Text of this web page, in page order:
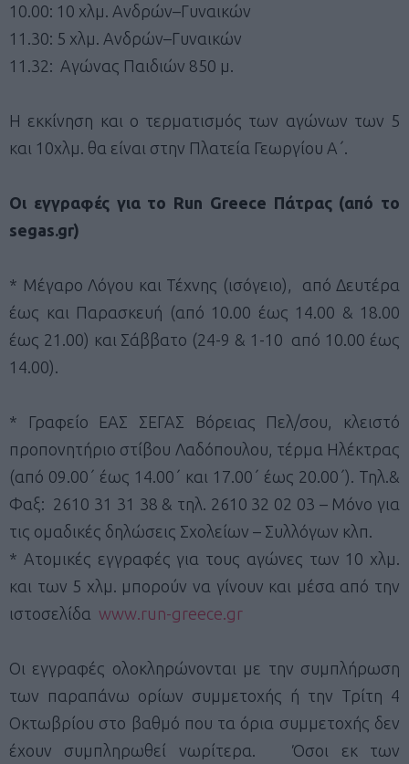
10.00: 10 χλμ. Ανδρών–Γυναικών
11.30: 5 χλμ. Ανδρών–Γυναικών
11.32: Αγώνας Παιδιών 850 μ.
Η εκκίνηση και ο τερματισμός των αγώνων των 5
και 10χλμ. θα είναι στην Πλατεία Γεωργίου Α΄.
Οι εγγραφές για το Run Greece Πάτρας (από το
segas.gr)
* Μέγαρο Λόγου και Τέχνης (ισόγειο), από Δευτέρα
έως και Παρασκευή (από 10.00 έως 14.00 & 18.00
έως 21.00) και Σάββατο (24-9 & 1-10 από 10.00 έως
14.00).
* Γραφείο ΕΑΣ ΣΕΓΑΣ Βόρειας Πελ/σου, κλειστό
προπονητήριο στίβου Λαδόπουλου, τέρμα Ηλέκτρας
(από 09.00΄ έως 14.00΄ και 17.00΄ έως 20.00΄). Τηλ.&
Φαξ: 2610 31 31 38 & τηλ. 2610 32 02 03 – Μόνο για
τις ομαδικές δηλώσεις Σχολείων – Συλλόγων κλπ.
* Ατομικές εγγραφές για τους αγώνες των 10 χλμ.
και των 5 χλμ. μπορούν να γίνουν και μέσα από την
ιστοσελίδα www.run-greece.gr
Οι εγγραφές ολοκληρώνονται με την συμπλήρωση
των παραπάνω ορίων συμμετοχής ή την Τρίτη 4
Οκτωβρίου στο βαθμό που τα όρια συμμετοχής δεν
έχουν συμπληρωθεί νωρίτερα. Όσοι εκ των